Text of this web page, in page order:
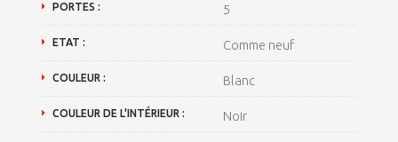
PORTES : 5
ETAT : Comme neuf
COULEUR : Blanc
COULEUR DE L'INTÉRIEUR : Noir